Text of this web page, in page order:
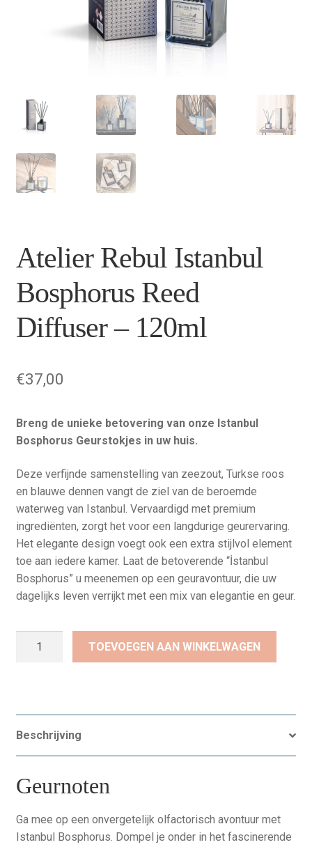
Atelier Rebul Istanbul
Bosphorus Reed
Diffuser – 120ml
€37,00
Breng de unieke betovering van onze Istanbul
Bosphorus Geurstokjes in uw huis.
Deze verfijnde samenstelling van zeezout, Turkse roos
en blauwe dennen vangt de ziel van de beroemde
waterweg van Istanbul. Vervaardigd met premium
ingrediënten, zorgt het voor een langdurige geurervaring.
Het elegante design voegt ook een extra stijlvol element
toe aan iedere kamer. Laat de betoverende “İstanbul
Bosphorus” u meenemen op een geuravontuur, die uw
dagelijks leven verrijkt met een mix van elegantie en geur.
Atelier
aantal
TOEVOEGEN AAN WINKELWAGEN
Beschrijving
Geurnoten
Ga mee op een onvergetelijk olfactorisch avontuur met
Istanbul Bosphorus. Dompel je onder in het fascinerende